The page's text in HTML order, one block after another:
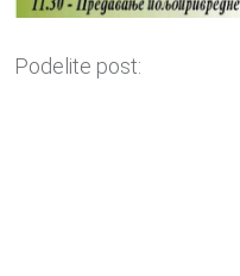
Podelite post: